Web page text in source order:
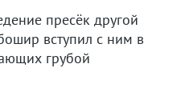
пресёк другой
вступил с ним в
грубой